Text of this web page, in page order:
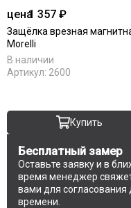
цена1 357 ₽
Защёлка врезная
Morelli
В наличии
Артикул: 2600
Купить
Бесплатный замер
Оставьте заявку и в
время менеджер
вами для согласования
времени.